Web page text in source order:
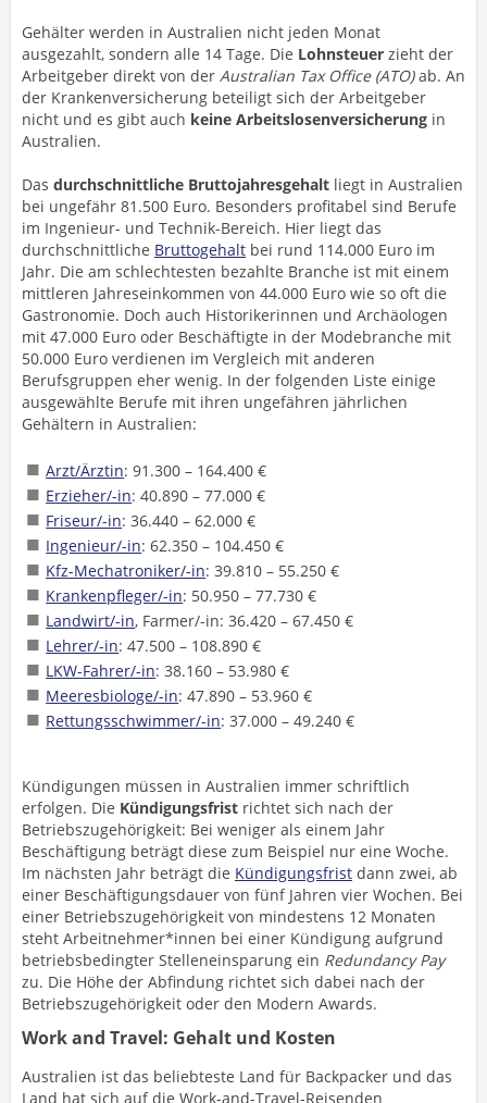
Gehälter werden in Australien nicht jeden Monat
ausgezahlt, sondern alle 14 Tage. Die Lohnsteuer zieht der
Arbeitgeber direkt von der Australian Tax Office (ATO)ab. An
der Krankenversicherung beteiligt sich der Arbeitgeber
nicht und es gibt auch keine Arbeitslosenversicherung in
Australien.
Das durchschnittliche Bruttojahresgehalt liegt in Australien
bei ungefähr 81.500 Euro. Besonders profitabel sind Berufe
im Ingenieur- und Technik-Bereich. Hier liegt das
durchschnittliche Bruttogehalt bei rund 114.000 Euro im
Jahr. Die am schlechtesten bezahlte Branche ist mit einem
mittleren Jahreseinkommen von 44.000 Euro wie so oft die
Gastronomie. Doch auch Historikerinnen und Archäologen
mit 47.000 Euro oder Beschäftigte in der Modebranche mit
50.000 Euro verdienen im Vergleich mit anderen
Berufsgruppen eher wenig. In der folgenden Liste einige
ausgewählte Berufe mit ihren ungefähren jährlichen
Gehältern in Australien:
Arzt/Ärztin: 91.300 – 164.400 €
Erzieher/-in: 40.890 – 77.000 €
Friseur/-in: 36.440 – 62.000 €
Ingenieur/-in: 62.350 – 104.450 €
Kfz-Mechatroniker/-in: 39.810 – 55.250 €
Krankenpfleger/-in: 50.950 – 77.730 €
Landwirt/-in, Farmer/-in: 36.420 – 67.450 €
Lehrer/-in: 47.500 – 108.890 €
LKW-Fahrer/-in: 38.160 – 53.980 €
Meeresbiologe/-in: 47.890 – 53.960 €
Rettungsschwimmer/-in: 37.000 – 49.240 €
Kündigungen müssen in Australien immer schriftlich
erfolgen. Die Kündigungsfrist richtet sich nach der
Betriebszugehörigkeit: Bei weniger als einem Jahr
Beschäftigung beträgt diese zum Beispiel nur eine Woche.
Im nächsten Jahr beträgt die Kündigungsfrist dann zwei, ab
einer Beschäftigungsdauer von fünf Jahren vier Wochen. Bei
einer Betriebszugehörigkeit von mindestens 12 Monaten
steht Arbeitnehmer*innen bei einer Kündigung aufgrund
betriebsbedingter Stelleneinsparung ein Redundancy Pay
zu. Die Höhe der Abfindung richtet sich dabei nach der
Betriebszugehörigkeit oder den Modern Awards.
Work and Travel: Gehalt und Kosten
Australien ist das beliebteste Land für Backpacker und das
Land hat sich auf die Work-and-Travel-Reisenden